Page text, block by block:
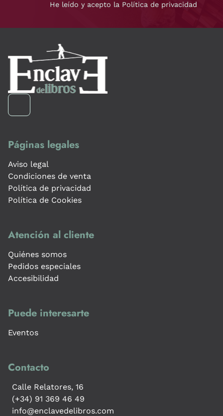
He leído y acepto la Política de privacidad
Páginas legales
Aviso legal
Condiciones de venta
Política de privacidad
Política de Cookies
Atención al cliente
Quiénes somos
Pedidos especiales
Accesibilidad
Puede interesarte
Eventos
Contacto
Calle Relatores, 16
(+34) 91 369 46 49
info@enclavedelibros.com